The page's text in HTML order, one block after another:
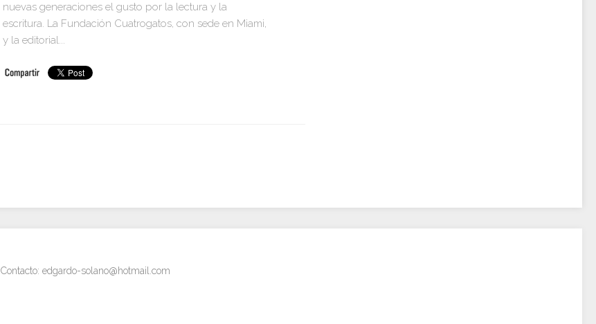
nuevas generaciones el gusto por la lectura y la
escritura. La Fundación Cuatrogatos, con sede en Miami,
y la editorial...
Contacto: edgardo-solano@hotmail.com